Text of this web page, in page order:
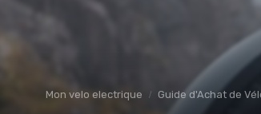
Mon velo electrique Guide d'Achat de